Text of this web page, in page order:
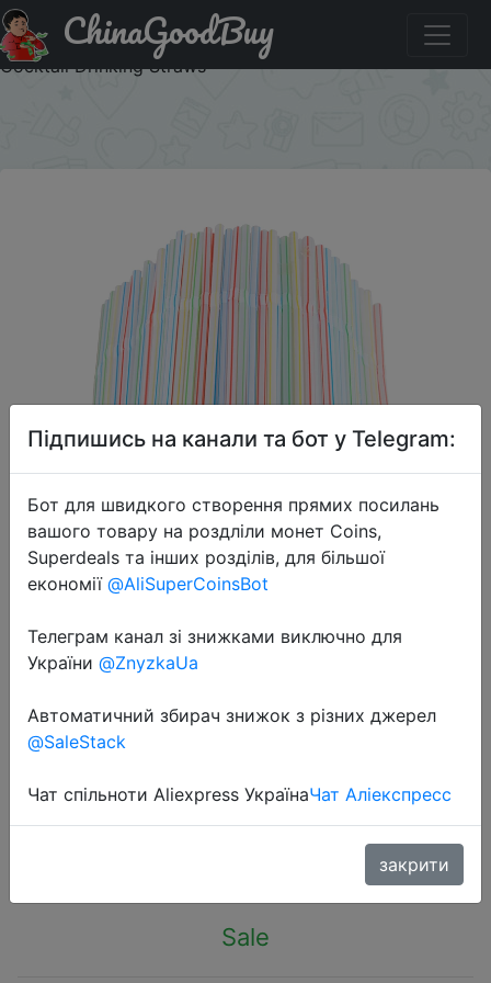
Знижка на 100Pcs Multicolor Straw Drinking Kunststof
Straws for Wedding Party Supplies Beverage Kitchen
Cocktail Drinking Straws
ChinaGoodBuy
2024-03-21
100Pcs Multicolor Straw Drinking
Kunststof Straws for Wedding Party
Supplies Beverage Kitchen Cocktail
Sale
Підпишись на канали та бот у Telegram:
Бот для швидкого створення прямих посилань
вашого товару на роздліли монет Coins,
Superdeals та інших розділів, для більшої
економії @AliSuperCoinsBot
Телеграм канал зі знижками виключно для
України @ZnyzkaUa
Автоматичний збирач знижок з різних джерел
@SaleStack
Чат спільноти Aliexpress УкраїнаЧат Аліекспресс
закрити